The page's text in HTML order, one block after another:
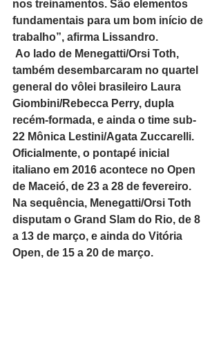
nos treinamentos. São elementos
fundamentais para um bom início de
trabalho”, afirma Lissandro.
também desembarcaram no quartel
general do vôlei brasileiro Laura
Giombini/Rebecca Perry, dupla
recém-formada, e ainda o time sub-
22 Mônica Lestini/Agata Zuccarelli.
Oficialmente, o pontapé inicial
italiano em 2016 acontece no Open
de Maceió, de 23 a 28 de fevereiro.
Na sequência, Menegatti/Orsi Toth
disputam o Grand Slam do Rio, de 8
a 13 de março, e ainda do Vitória
Open, de 15 a 20 de março.